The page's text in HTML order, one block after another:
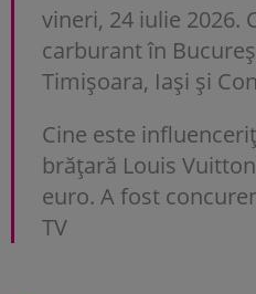
vineri, 24 iulie 2026.
carburant în
Timișoara, Iași și
Cine este
brățară Louis
euro. A fost
TV